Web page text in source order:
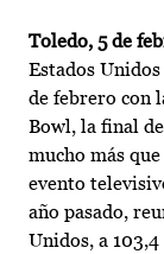
Toledo, 5 de
Estados
de febrero con
Bowl, la final
mucho más
evento
año pasado,
Unidos, a